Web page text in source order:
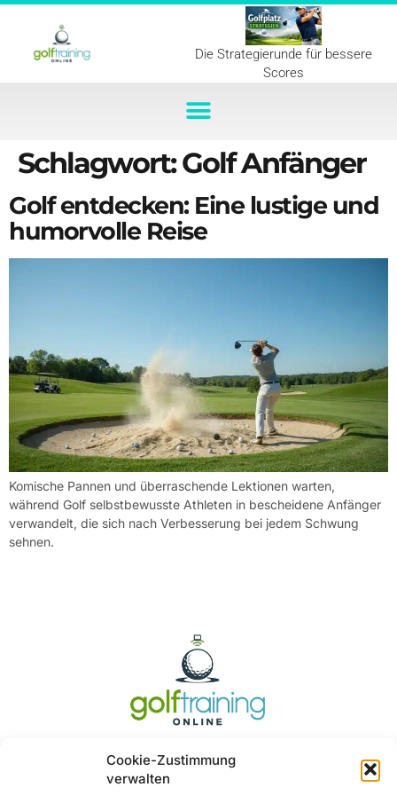
Cookie-Zustimmung
verwalten
Die Strategierunde für bessere
Scores
Schlagwort:Golf Anfänger
Golf entdecken: Eine lustige und
humorvolle Reise
Komische Pannen und überraschende Lektionen warten,
während Golf selbstbewusste Athleten in bescheidene Anfänger
verwandelt, die sich nach Verbesserung bei jedem Schwung
sehnen.